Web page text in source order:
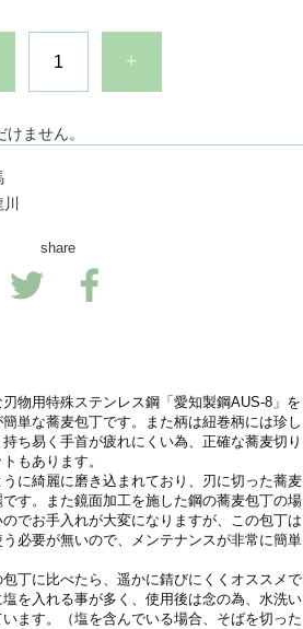
+
ません。
share
物用特殊ステンレス鋼「愛知製鋼AUS-8」を
単な蕎麦包丁です。また柄は紐巻柄には珍し
ち易く手首が疲れにくい為、正確な蕎麦切り
もあります。
に綺麗に磨き込まれており、刃に切った蕎麦
す。また鏡面加工を施した鋼の蕎麦包丁の場
でお手入れが大変になりますが、この包丁は
必要が無いので、メンテナンスが非常に簡単
丁に比べたら、遥かに錆びにくくオススメで
を入れる事が多く、使用後は念の為、水洗い
ます。（塩を含んでいる場合、そばを切った